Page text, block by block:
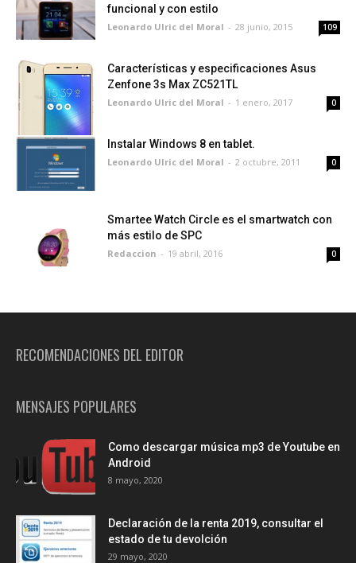
funcional y con estilo
Leonardo Ulric del Moral - 28 junio, 2015 109
Características y especificaciones Asus
Zenfone 3s Max ZC521TL
Leonardo Ulric del Moral - 1 enero, 2017 0
Instalar Windows 8 en tablet.
Leonardo Ulric del Moral - 2 octubre, 2011 0
Smartee Watch Circle es el smartwatch con
más estilo de SPC
Redaccion - 19 abril, 2016 0
RECOMENDACIONES DEL EDITOR
MENSAJES POPULARES
Como descargar música mp3 de Youtube en
Android
8 mayo, 2020
Declaración de la renta 2019, consultar el
estado de tu devolción
29 mayo, 2020